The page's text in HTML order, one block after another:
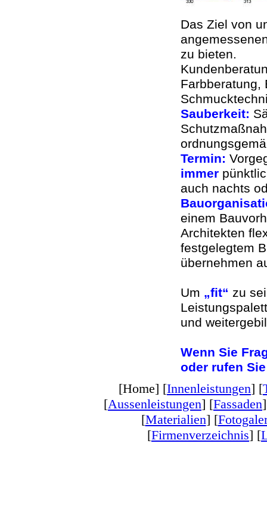
Das Ziel von
zu bieten.
Farbberatung,
Sauberkeit:
Termin:
immer
auch nachts
einem
Architekten
festgelegtem
übernehmen
Um „fit“ zu
und
Wenn Sie
oder rufen
[Home] [Innenleistungen] [
[Aussenleistungen] [Fassaden
[Materialien] [
[Firmenverzeichnis] [